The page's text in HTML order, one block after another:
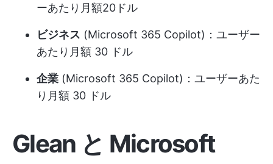
ーあたり月額20ドル
ビジネス (Microsoft 365 Copilot)：ユーザー
あたり月額 30 ドル
企業 (Microsoft 365 Copilot)：ユーザーあた
り月額 30 ドル
Glean と Microsoft